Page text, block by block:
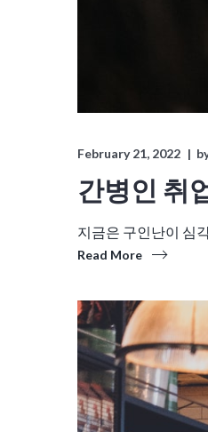
February 21, 2022
간병인 취
지금은 구인난이 심
Read More